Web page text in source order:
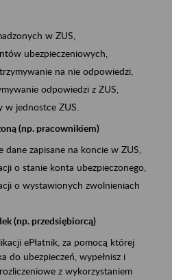
w ZUS,
ubezpieczeniowych,
na nie odpowiedzi,
odpowiedzi z ZUS,
w jednostce ZUS.
(np. pracownikiem)
dane zapisane na koncie w ZUS,
o stanie konta ubezpieczonego,
o wystawionych zwolnieniach
(np. przedsiębiorcą)
ePłatnik, za pomocą której
do ubezpieczeń, wypełnisz i
z wykorzystaniem